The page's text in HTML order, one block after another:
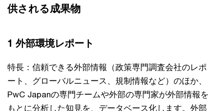
供される成果物
1 外部環境レポート
特長：信頼できる外部情報（政策専門調査会社のレポ
ート、グローバルニュース、規制情報など）のほか、
PwC Japanの専門チームや外部の専門家が外部情報を
もとに分析した知見を、データベース化します。外部